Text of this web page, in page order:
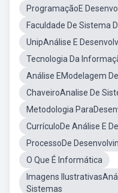
ProgramaçãoE
Faculdade De Sistema
UnipAnálise E
Tecnologia Da
Análise EModelagem
ChaveiroAnalise De
Metodologia
CurrículoDe Análise E
ProcessoDe
O Que É Informática
Imagens
Sistemas